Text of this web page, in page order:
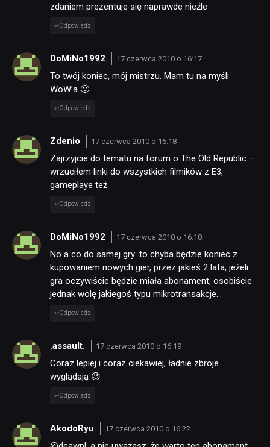
PUBLICYSTYKA
KULTURA
RETRO
TECHNOLOGIE
DYSKUSJE
SKLEP
zdaniem prezentuje się naprawde nieźle
Odpowiedz
DoMiNo1992 17 czerwca 2010 o 16:17
To twój koniec, mój mistrzu. Mam tu na myśli
WoW’a 🙂
Odpowiedz
Zdenio 17 czerwca 2010 o 16:18
Zajrzyjcie do tematu na forum o The Old Republic –
wrzuciłem linki do wszystkich filmików z E3,
gameplaye też.
Odpowiedz
DoMiNo1992 17 czerwca 2010 o 16:18
No a co do samej gry: to chyba będzie koniec z
kupowaniem nowych gier, przez jakieś 2 lata, jeżeli
gra oczywiście będzie miała abonament, osobiście
jednak wolę jakiegoś typu mikrotransakcje…
Odpowiedz
.assault. 17 czerwca 2010 o 16:19
Coraz lepiej i coraz ciekawiej, ładnie zbroje
wyglądają 😉
Odpowiedz
AkodoRyu 17 czerwca 2010 o 16:22